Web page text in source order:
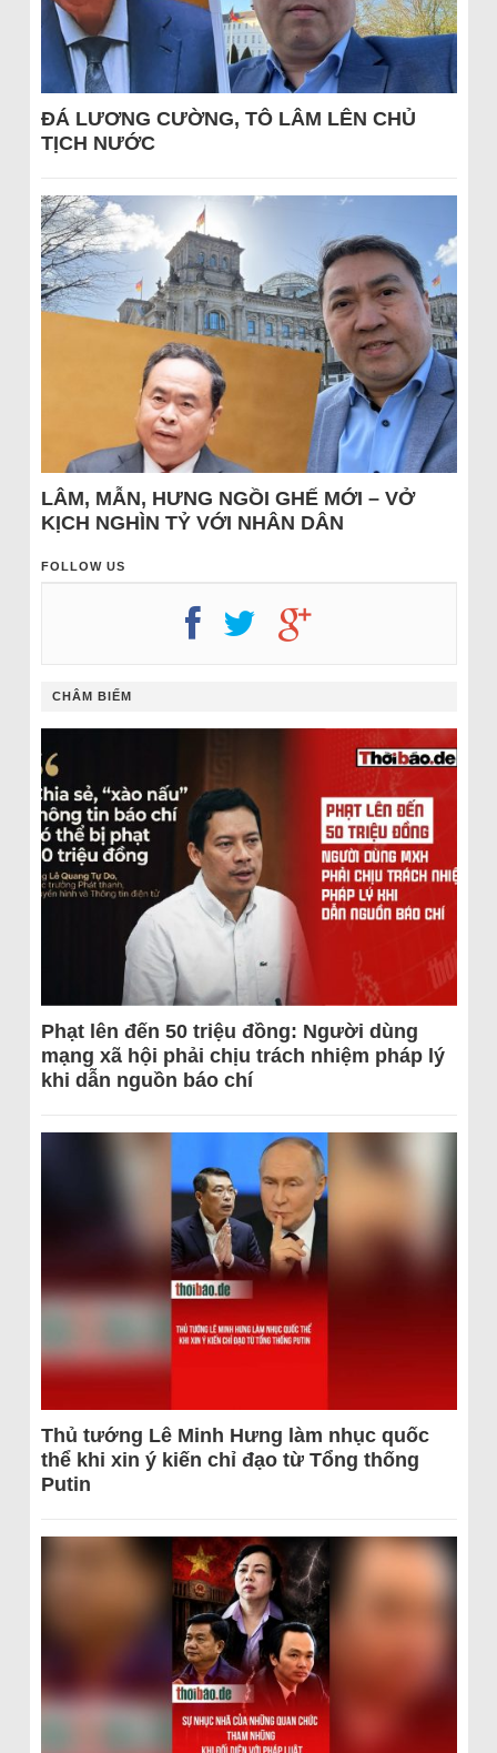
ĐÁ LƯƠNG CƯỜNG, TÔ LÂM LÊN CHỦ
TỊCH NƯỚC
LÂM, MẪN, HƯNG NGỒI GHẾ MỚI – VỞ
KỊCH NGHÌN TỶ VỚI NHÂN DÂN
FOLLOW US
CHÂM BIẾM
Phạt lên đến 50 triệu đồng: Người dùng
mạng xã hội phải chịu trách nhiệm pháp lý
khi dẫn nguồn báo chí
Thủ tướng Lê Minh Hưng làm nhục quốc
thể khi xin ý kiến chỉ đạo từ Tổng thống
Putin